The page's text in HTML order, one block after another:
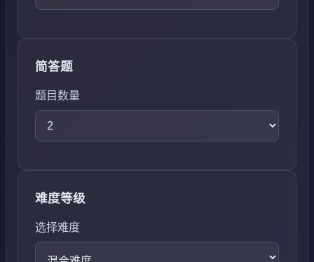
简答题
题目数量
难度等级
选择难度